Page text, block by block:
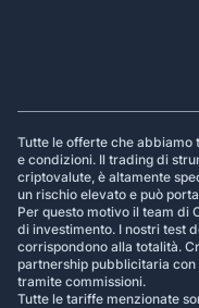
Tutte le offerte che abbiamo
e condizioni. Il trading di
criptovalute, è altamente
un rischio elevato e può
Per questo motivo il team di
di investimento. I nostri test
corrispondono alla totalità.
partnership pubblicitaria
tramite commissioni.
Tutte le tariffe menzionate